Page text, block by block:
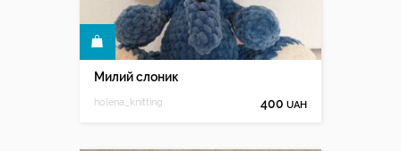
Милий слоник
holena_knitting 400 UAH